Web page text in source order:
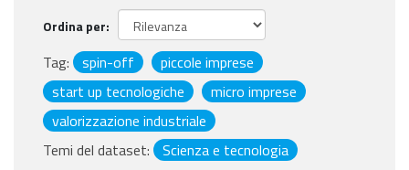
Ordina per
Tag: spin-off
piccole imprese
start up tecnologiche
micro imprese
valorizzazione industriale
Temi del dataset:
Scienza e tecnologia